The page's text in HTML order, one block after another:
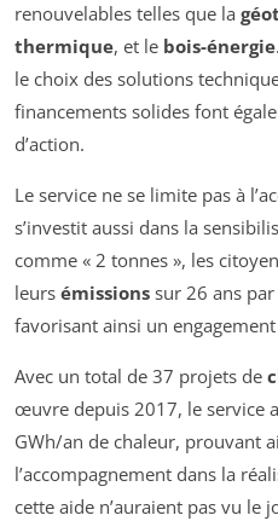
renouvelables telles que la
thermique, et le bois-énergie
le choix des solutions
financements solides font
d’action.
Le service ne se limite pas à
s’investit aussi dans la
comme « 2 tonnes », les
leurs émissions sur 26 ans
favorisant ainsi un
Avec un total de 37 projets de
œuvre depuis 2017, le service
GWh/an de chaleur, prouvant
l’accompagnement dans la
cette aide n’auraient pas vu le